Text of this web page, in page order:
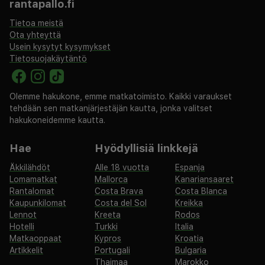
rantapallo.fi
Tietoa meistä
Ota yhteyttä
Usein kysytyt kysymykset
Tietosuojakäytäntö
Olemme hakukone, emme matkatoimisto. Kaikki varaukset
tehdään sen matkanjärjestäjän kautta, jonka valitset
hakukoneidemme kautta.
Hae
Äkkilähdöt
Lomamatkat
Rantalomat
Kaupunkilomat
Lennot
Hotelli
Matkaoppaat
Artikkelit
Hyödyllisiä linkkejä
Alle 18 vuotta
Espanja
Mallorca
Kanariansaaret
Costa Brava
Costa Blanca
Costa del Sol
Kreikka
Kreeta
Rodos
Turkki
Italia
Kypros
Kroatia
Portugali
Bulgaria
Thaimaa
Marokko